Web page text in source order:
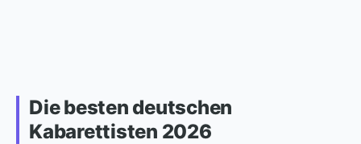
Die besten deutschen
Kabarettisten 2026